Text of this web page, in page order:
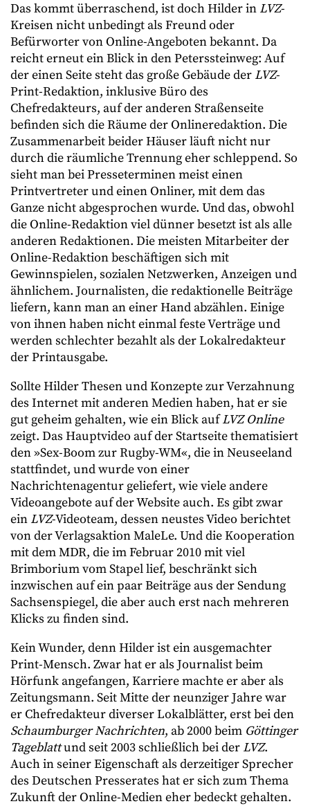
Das kommt überraschend, ist doch Hilder in LVZ-
Kreisen nicht unbedingt als Freund oder
Befürworter von Online-Angeboten bekannt. Da
reicht erneut ein Blick in den Peterssteinweg: Auf
der einen Seite steht das große Gebäude der LVZ-
Print-Redaktion, inklusive Büro des
Chefredakteurs, auf der anderen Straßenseite
befinden sich die Räume der Onlineredaktion. Die
Zusammenarbeit beider Häuser läuft nicht nur
durch die räumliche Trennung eher schleppend. So
sieht man bei Presseterminen meist einen
Printvertreter und einen Onliner, mit dem das
Ganze nicht abgesprochen wurde. Und das, obwohl
die Online-Redaktion viel dünner besetzt ist als alle
anderen Redaktionen. Die meisten Mitarbeiter der
Online-Redaktion beschäftigen sich mit
Gewinnspielen, sozialen Netzwerken, Anzeigen und
ähnlichem. Journalisten, die redaktionelle Beiträge
liefern, kann man an einer Hand abzählen. Einige
von ihnen haben nicht einmal feste Verträge und
werden schlechter bezahlt als der Lokalredakteur
der Printausgabe.
Sollte Hilder Thesen und Konzepte zur Verzahnung
des Internet mit anderen Medien haben, hat er sie
gut geheim gehalten, wie ein Blick aufLVZ Online
zeigt. Das Hauptvideo auf der Startseite thematisiert
den »Sex-Boom zur Rugby-WM«, die in Neuseeland
stattfindet, und wurde von einer
Nachrichtenagentur geliefert, wie viele andere
Videoangebote auf der Website auch. Es gibt zwar
ein LVZ-Videoteam, dessen neustes Video berichtet
von der Verlagsaktion MaleLe. Und die Kooperation
mit dem MDR, die im Februar 2010 mit viel
Brimborium vom Stapel lief, beschränkt sich
inzwischen auf ein paar Beiträge aus der Sendung
Sachsenspiegel, die aber auch erst nach mehreren
Klicks zu finden sind.
Kein Wunder, denn Hilder ist ein ausgemachter
Print-Mensch. Zwar hat er als Journalist beim
Hörfunk angefangen, Karriere machte er aber als
Zeitungsmann. Seit Mitte der neunziger Jahre war
er Chefredakteur diverser Lokalblätter, erst bei den
Schaumburger Nachrichten, ab 2000 beim Göttinger
Tageblattund seit 2003 schließlich bei der LVZ.
Auch in seiner Eigenschaft als derzeitiger Sprecher
des Deutschen Presserates hat er sich zum Thema
Zukunft der Online-Medien eher bedeckt gehalten.